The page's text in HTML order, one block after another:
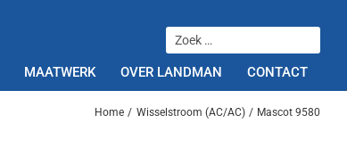
MAATWERK OVER LANDMAN CONTACT
Home Wisselstroom (AC/AC) Mascot 9580